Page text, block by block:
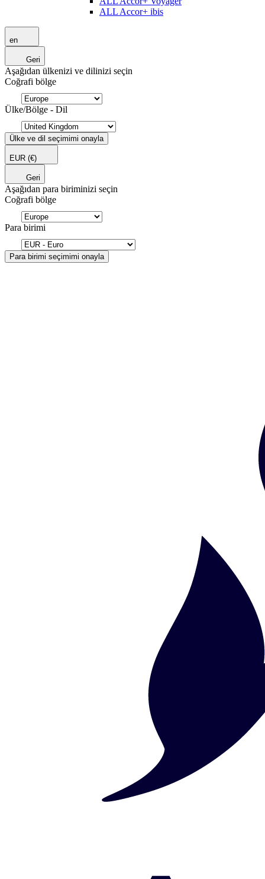
ALL Accor+ ibis
en
Geri
Aşağıdan ülkenizi ve dilinizi seçin
Coğrafi bölge
Ülke/Bölge - Dil
Ülke ve dil seçimimi onayla
EUR (€)
Geri
Aşağıdan para biriminizi seçin
Coğrafi bölge
Para birimi
Para birimi seçimimi onayla